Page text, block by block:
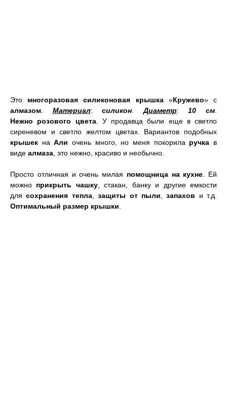
Это многоразовая силиконовая крышка «Кружево» с
алмазом. Материал:силикон.Диаметр:10 см.
Нежно розового цвета. У продавца были еще в светло
сиреневом и светло желтом цветах. Вариантов подобных
крышек наАлиочень много, но меня покорила ручка в
виде алмаза, это нежно, красиво и необычно.
Просто отличная и очень милая помощница на кухне. Ей
можно прикрыть чашку, стакан, банку и другие емкости
для сохранения тепла,защиты от пыли,запахов и т.д.
Оптимальный размер крышки.